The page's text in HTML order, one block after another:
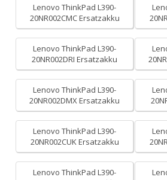
Lenovo ThinkPad L390-
20NR002CMC Ersatzakku
Lenovo ThinkPad L390-
20NR002DRI Ersatzakku
Lenovo ThinkPad L390-
20NR002DMX Ersatzakku
Lenovo ThinkPad L390-
20NR002CUK Ersatzakku
Lenovo ThinkPad L390-